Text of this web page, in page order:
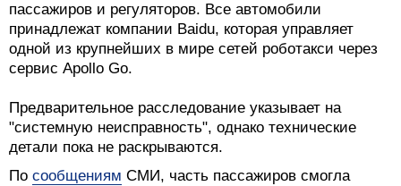
пассажиров и регуляторов. Все автомобили
принадлежат компании Baidu, которая управляет
одной из крупнейших в мире сетей роботакси через
сервис Apollo Go.
Предварительное расследование указывает на
"системную неисправность", однако технические
детали пока не раскрываются.
По сообщениям СМИ, часть пассажиров смогла